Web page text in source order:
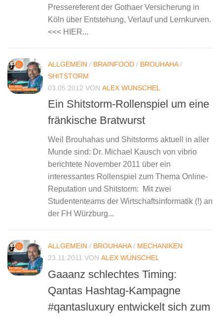
Pressereferent der Gothaer Versicherung in
Köln über Entstehung, Verlauf und Lernkurven.
<<< HIER...
ALLGEMEIN / BRAINFOOD / BROUHAHA/
SHITSTORM
03.05.2012 VON ALEX WUNSCHEL
Ein Shitstorm-Rollenspiel um eine
fränkische Bratwurst
Weil Brouhahas und Shitstorms aktuell in aller
Munde sind: Dr. Michael Kausch von vibrio
berichtete November 2011 über ein
interessantes Rollenspiel zum Thema Online-
Reputation und Shitstorm: Mit zwei
Studententeams der Wirtschaftsinformatik (!) an
der FH Würzburg...
ALLGEMEIN / BROUHAHA/ MECHANIKEN
23.11.2011 VON ALEX WUNSCHEL
Gaaanz schlechtes Timing:
Qantas Hashtag-Kampagne
#qantasluxury entwickelt sich zum